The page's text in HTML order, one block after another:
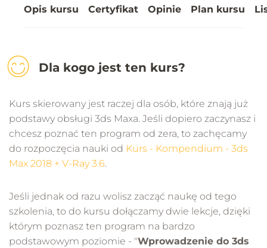
Opis kursu Certyfikat Opinie Plan kursu
Dla kogo jest ten kurs?
Kurs skierowany jest raczej dla osób, które znają już
podstawy obsługi 3ds Maxa. Jeśli dopiero zaczynasz i
chcesz poznać ten program od zera, to zachęcamy
do rozpoczęcia nauki od Kurs - Kompendium - 3ds
Max 2018 + V-Ray 3.6.
Jeśli jednak od razu wolisz zacząć naukę od tego
szkolenia, to do kursu dołączamy dwie lekcje, dzięki
którym poznasz ten program na bardzo
podstawowym poziomie - "Wprowadzenie do 3ds